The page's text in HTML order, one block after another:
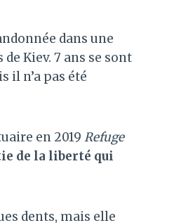
dans une
Kiev. 7 ans se sont
il n’a pas été
en 2019 Refuge
de la liberté qui
dents, mais elle